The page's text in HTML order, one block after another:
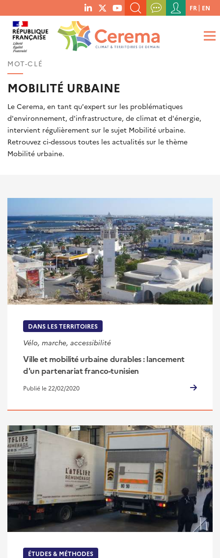
menu
social
links
RECHERCHER UN MOT-CLÉ, UNE PUBLICATION, ETC.
QUE RECHERCHEZ-VOUS ?
Menu
du
compte
de
FR EN
MOT-CLÉ
MOBILITÉ URBAINE
Le Cerema, en tant qu'expert sur les problématiques
d'environnement, d'infrastructure, de climat et d'énergie,
intervient régulièrement sur le sujet Mobilité urbaine.
Retrouvez ci-dessous toutes les actualités sur le thème
Mobilité urbaine.
DANS LES TERRITOIRES
Vélo, marche, accessibilité
Ville et mobilité urbaine durables : lancement
d'un partenariat franco-tunisien
Publié le 22/02/2020
ÉTUDES & MÉTHODES